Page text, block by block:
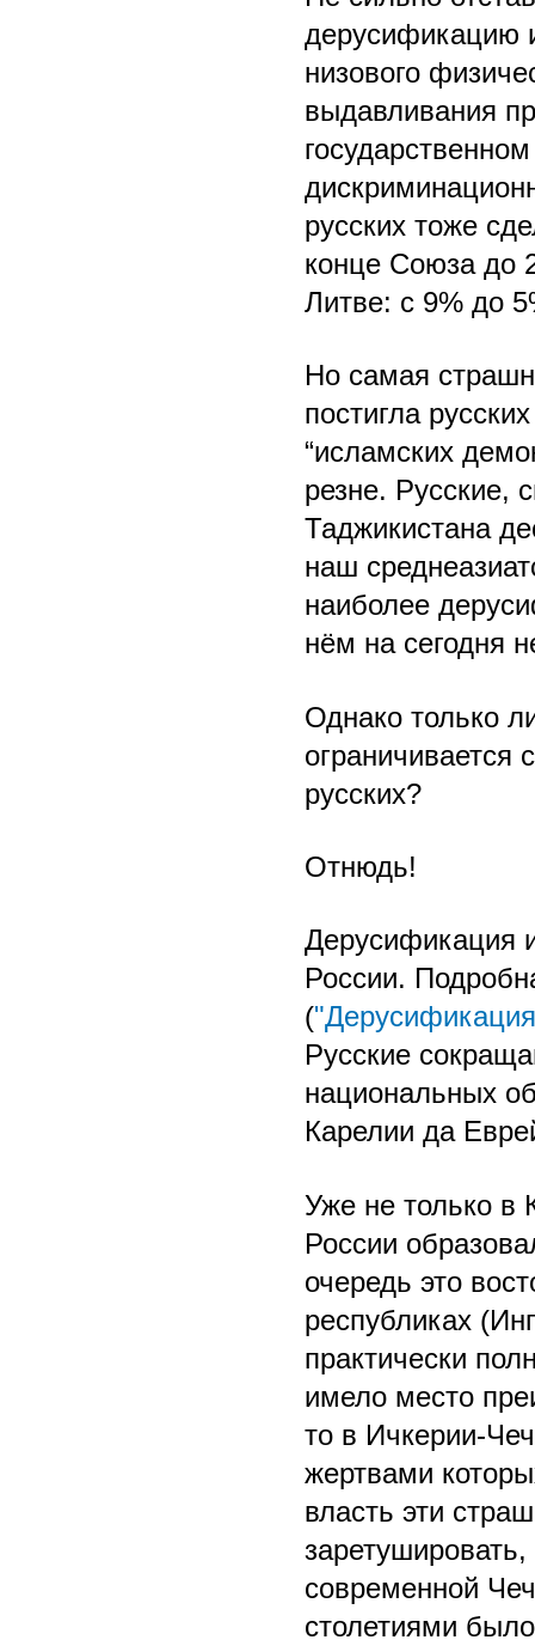
дерусификацию
низового
выдавливания
русских тоже
конце Союза до
Литве: с 9% до
Но самая
постигла
“исламских
резне. Русские,
Таджикистана
наш
наиболее
нём на сегодня
Однако только
ограничивается
русских?
Отнюдь!
Дерусификация
России.
(
Русские
национальных
Карелии да
Уже не только в
России
очередь это
республиках
практически
имело место
то в Ичкерии-
жертвами
власть эти
современной
столетиями